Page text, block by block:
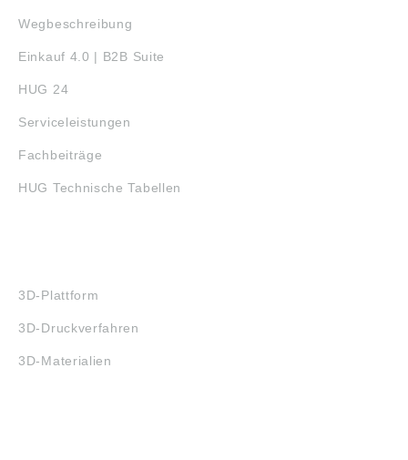
Wegbeschreibung
Einkauf 4.0 | B2B Suite
HUG 24
Serviceleistungen
Fachbeiträge
HUG Technische Tabellen
3D-Plattform
3D-Druckverfahren
3D-Materialien